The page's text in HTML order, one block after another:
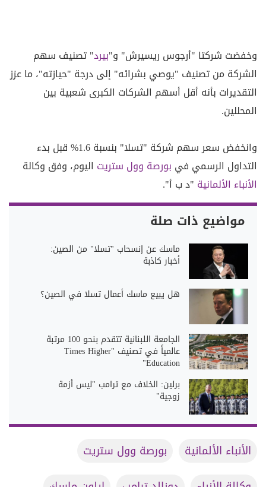
وخفضت شركتا "أرجوس ريسيرش" و"بيرد" تصنيف سهم
الشركة من تصنيف "يوصي بشرائه" إلى درجة "حيازته"، ما عزز
التقديرات بأنه أقل أسهم الشركات الكبرى شعبية بين
المحللين.
وانخفض سعر سهم شركة "تسلا" بنسبة 1.6% قبل بدء
التداول الرسمي في بورصة وول ستريت اليوم، وفق وكالة
الأنباء الألمانية "د ب أ".
مواضيع ذات صلة
ماسك عن إنسحاب "تسلا" من الصين:
أخبار كاذبة
هل يبيع ماسك أعمال تسلا في الصين؟
الجامعة اللبنانية تتقدم بنحو 100 مرتبة
عالمياً في تصنيف "Times Higher
Education"
برلين: الخلاف مع ترامب "ليس أزمة
زوجية"
الأنباء الألمانية
بورصة وول ستريت